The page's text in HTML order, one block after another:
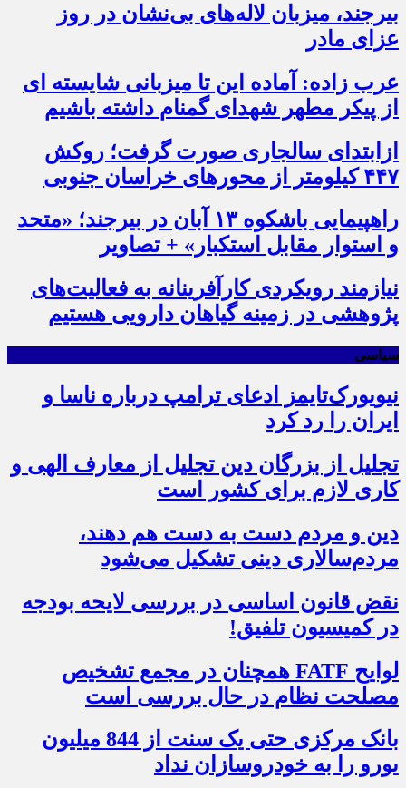
بیرجند، میزبان لاله‌های بی‌نشان در روز
عزای مادر
عرب زاده: آماده این تا میزبانی شایسته ای
از پیکر مطهر شهدای گمنام داشته باشیم
ازابتدای سالجاری صورت گرفت؛ روکش
۴۴۷ کیلومتر از محورهای خراسان جنوبی
راهپیمایی باشکوه ۱۳ آبان در بیرجند؛ «متحد
و استوار مقابل استکبار» + تصاویر
نیازمند رویکردی کارآفرینانه به فعالیت‌های
پژوهشی در زمینه گیاهان دارویی هستیم
سیاسی
نیویورک‌تایمز ادعای ترامپ درباره ناسا و
ایران را رد کرد
تجلیل از بزرگان دین تجلیل از معارف الهی و
کاری لازم برای کشور است
دین و مردم دست به‌ دست هم دهند،
مردم‌سالاری دینی تشکیل می‌شود
نقض قانون اساسی در بررسی لایحه بودجه
در کمیسیون تلفیق!
لوایح FATF همچنان در مجمع تشخیص
مصلحت نظام در حال بررسی است
بانک مرکزی حتی یک سنت از 844 میلیون
یورو را به خودروسازان نداد